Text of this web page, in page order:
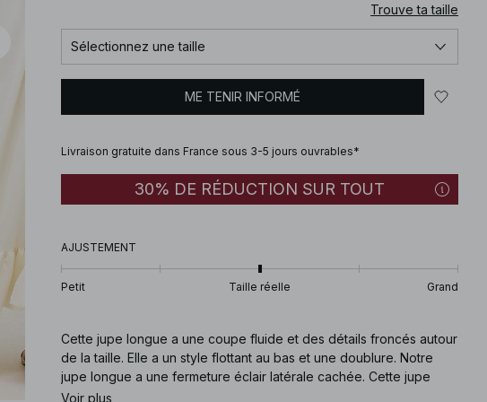
Trouve ta taille
Sélectionnez une taille
ME TENIR INFORMÉ
Livraison gratuite dans France sous 3-5 jours ouvrables*
30% DE RÉDUCTION SUR TOUT
AJUSTEMENT
Petit Taille réelle Grand
Cette jupe longue a une coupe fluide et des détails froncés autour
de la taille. Elle a un style flottant au bas et une doublure. Notre
jupe longue a une fermeture éclair latérale cachée. Cette jupe
longue est disponible en beige clair.
Voir plus